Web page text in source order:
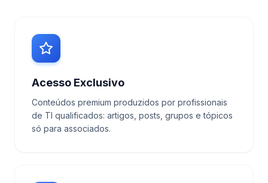
Acesso Exclusivo
Conteúdos premium produzidos por profissionais
de TI qualificados: artigos, posts, grupos e tópicos
só para associados.